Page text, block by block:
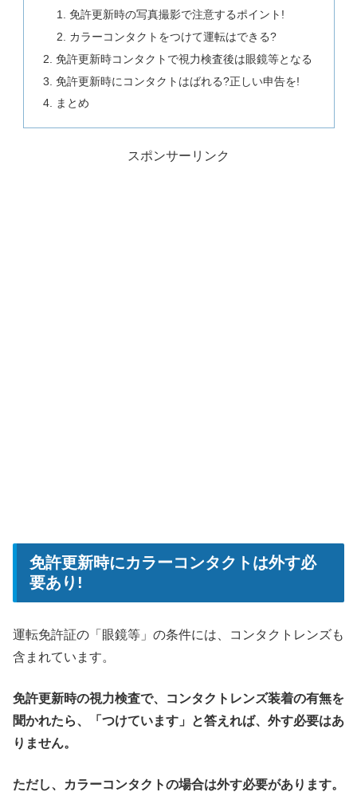
免許更新時の写真撮影で注意するポイント!
カラーコンタクトをつけて運転はできる?
免許更新時コンタクトで視力検査後は眼鏡等となる
免許更新時にコンタクトはばれる?正しい申告を!
まとめ
スポンサーリンク
免許更新時にカラーコンタクトは外す必
要あり!
運転免許証の「眼鏡等」の条件には、コンタクトレンズも
含まれています。
免許更新時の視力検査で、コンタクトレンズ装着の有無を
聞かれたら、「つけています」と答えれば、外す必要はあ
りません。
ただし、カラーコンタクトの場合は外す必要があります。